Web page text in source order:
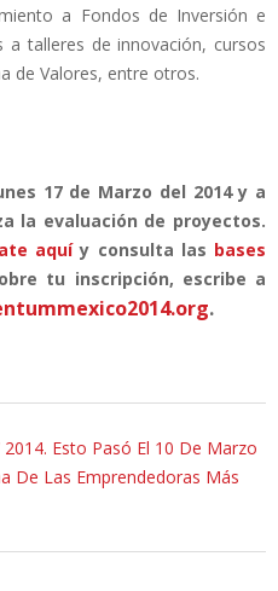
a Fondos de Inversión e
a talleres de innovación, cursos
de Valores, entre otros.
17 de Marzo del 2014 y a
la evaluación de proyectos.
aquíy consulta las bases
tu inscripción, escribe a
.
2014. Esto Pasó El 10 De Marzo
De Las Emprendedoras Más